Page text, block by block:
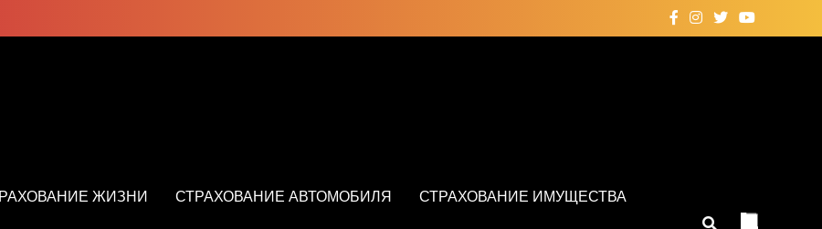
ЖИЗНИ СТРАХОВАНИЕ АВТОМОБИЛЯ СТРАХОВАНИЕ ИМУЩЕСТВА